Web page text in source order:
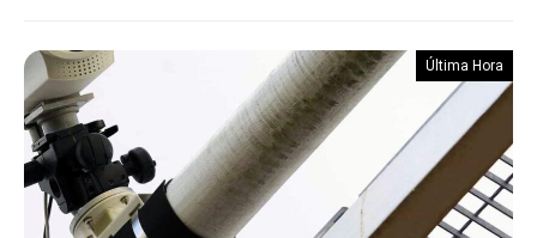
Última Hora